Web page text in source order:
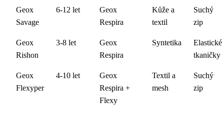
Geox
Savage
6-12 let
Geox
Respira
Kůže a
textil
Suchý
zip
Geox
Rishon
3-8 let
Geox
Respira
Syntetika
Elastické
tkaničky
Geox
Flexyper
4-10 let
Geox
Respira +
Flexy
Textil a
mesh
Suchý
zip